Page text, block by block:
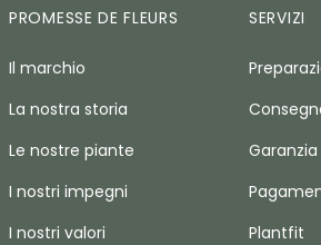
PROMESSE DE FLEURS
Il marchio
La nostra storia
Le nostre piante
I nostri impegni
I nostri valori
SERVIZI
Plantfit